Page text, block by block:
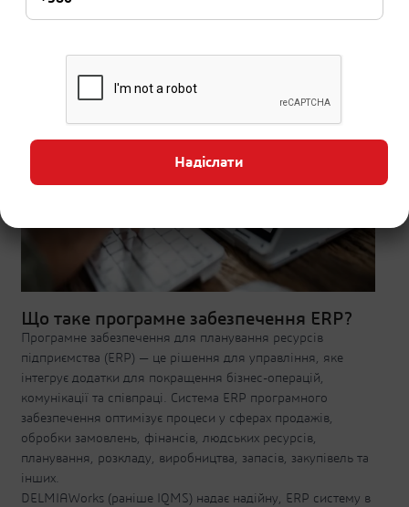
Що таке програмне забезпечення ERP?
Програмне забезпечення для планування ресурсів
підприємства (ERP) — це рішення для управління, яке
інтегрує додатки для покращення бізнес-операцій,
комунікації та співпраці. Система ERP програмного
забезпечення оптимізує процеси у сферах продажів,
обробки замовлень, фінансів, людських ресурсів,
планування, розкладу, виробництва, запасів, закупівель та
інших.
DELMIAWorks (раніше IQMS) надає надійну, ERP систему в
Надіслати